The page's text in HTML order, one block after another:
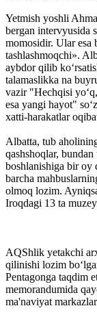
Yetmish yoshli
bergan intervyusida
momosidir. Ular esa
tashlashmoqchi».
aybdor qilib
talamaslikka na
vazir "Hechqisi
esa yangi hayot"
xatti-harakatlar
Albatta, tub
qashshoqlar,
boshlanishiga bir oy
barcha
olmoq lozim.
Iroqdagi 13 ta
AQShlik yetakchi
qilinishi lozim
Pentagonga taqdim
memorandumida
ma'naviyat